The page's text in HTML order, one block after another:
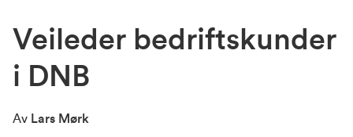
Veileder bedriftskunder
i DNB
Av Lars Mørk